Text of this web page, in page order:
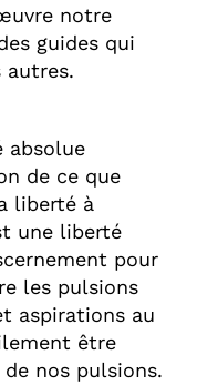
notre
guides qui
autres.
absolue
de ce que
liberté à
une liberté
pour
les pulsions
aspirations au
être
nos pulsions.